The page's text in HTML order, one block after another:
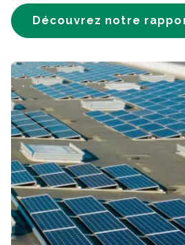
Découvrez notre